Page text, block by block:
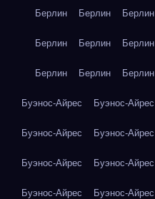
Берлин Берлин Берлин
Берлин Берлин Берлин
Берлин Берлин Берлин
Буэнос-Айрес Буэнос-Айрес
Буэнос-Айрес Буэнос-Айрес
Буэнос-Айрес Буэнос-Айрес
Буэнос-Айрес Буэнос-Айрес